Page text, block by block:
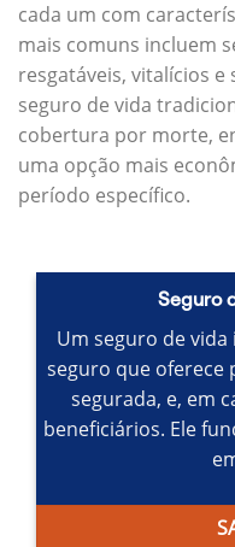
cada um com
mais comuns incluem
resgatáveis, vitalícios
seguro de vida
cobertura por morte,
uma opção mais
período específico.
Seguro
Um seguro de
seguro que oferece
segurada, e, em
beneficiários. Ele